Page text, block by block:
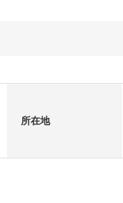
所在地